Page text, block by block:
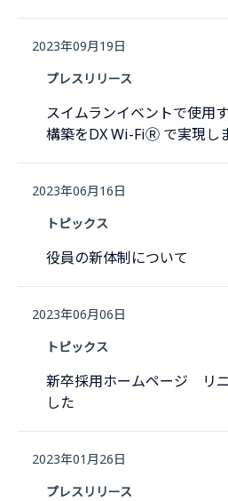
2023年09月19日
プレスリリース
スイムランイベントで使用
構築をDX Wi-FiⓇ で実現し
2023年06月16日
トピックス
役員の新体制について
2023年06月06日
トピックス
新卒採用ホームページ リ
した
2023年01月26日
プレスリリース